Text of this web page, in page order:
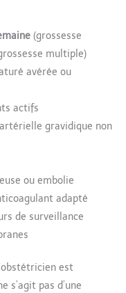
(grossesse
multiple)
avérée ou
actifs
gravidique non
ou embolie
adapté
de surveillance
est
pas d’une